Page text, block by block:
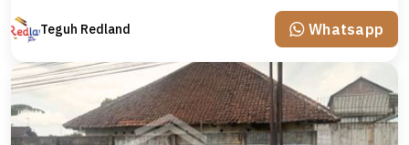
Teguh Redland Whatsapp